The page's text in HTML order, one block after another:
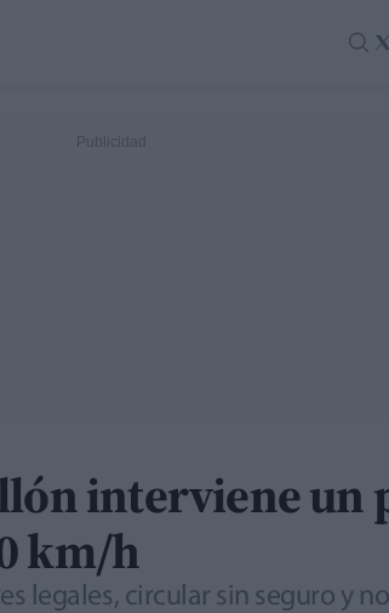
interviene un
km/h
legales, circular sin seguro y